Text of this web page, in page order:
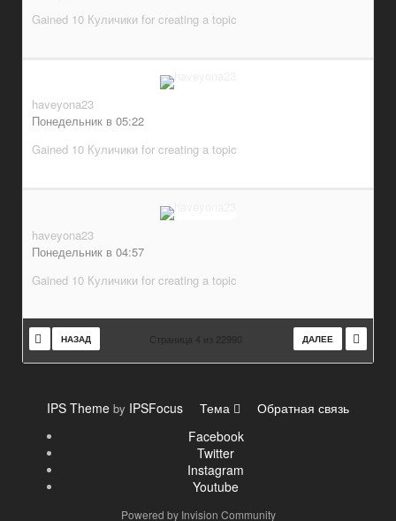
Gained 10 Куличики for creating a topic
haveyona23
Понедельник в 05:22
Gained 10 Куличики for creating a topic
haveyona23
Понедельник в 04:57
Gained 10 Куличики for creating a topic
НАЗАД ДАЛЕЕ
Страница 4 из 22990
IPS Theme by IPSFocus Тема
Обратная связь
Facebook
Twitter
Instagram
Youtube
Powered by Invision Community